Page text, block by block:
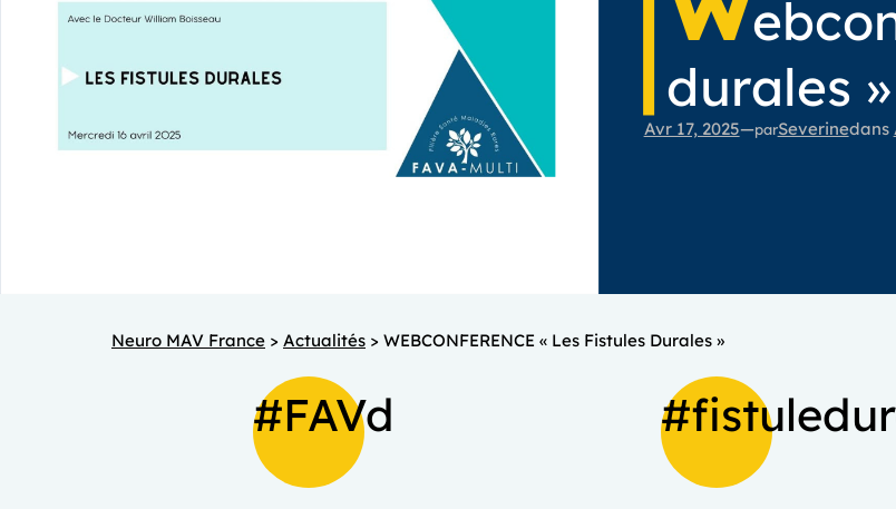
durales »
Avr 17, 2025—parSeverinedans
Neuro MAV France > Actualités > WEBCONFERENCE « Les Fistules Durales »
#FAVd